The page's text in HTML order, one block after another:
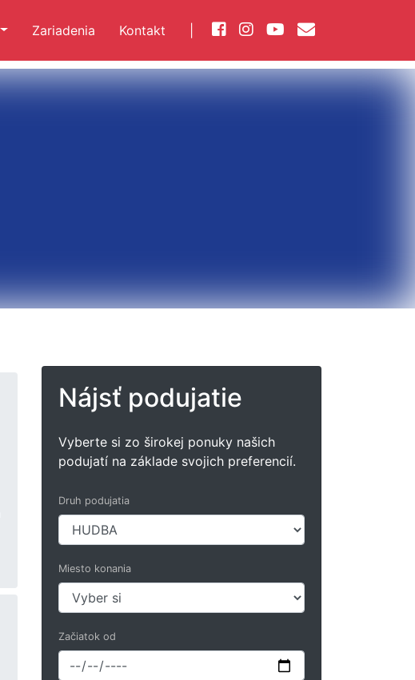
Zariadenia Kontakt
Nájsť podujatie
Vyberte si zo širokej ponuky našich
podujatí na základe svojich preferencií.
Druh podujatia
Miesto konania
Začiatok od